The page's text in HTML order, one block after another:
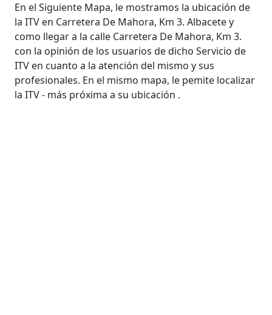
En el Siguiente Mapa, le mostramos la ubicación de
la ITV en Carretera De Mahora, Km 3. Albacete y
como llegar a la calle Carretera De Mahora, Km 3.
con la opinión de los usuarios de dicho Servicio de
ITV en cuanto a la atención del mismo y sus
profesionales. En el mismo mapa, le pemite localizar
la ITV - más próxima a su ubicación .